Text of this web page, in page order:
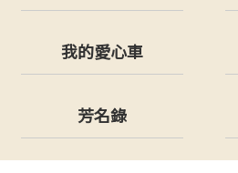
我的愛心車
芳名錄